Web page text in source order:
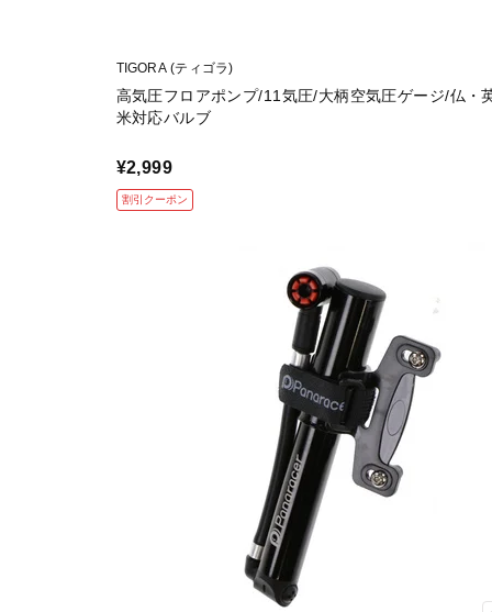
TIGORA (ティゴラ)
高気圧フロアポンプ/11気圧/大柄空気圧ゲージ/仏・
米対応バルブ
¥2,999
割引クーポン